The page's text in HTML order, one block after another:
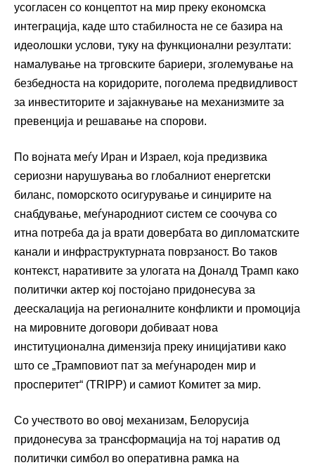
усогласен со концептот на мир преку економска
интеграција, каде што стабилноста не се базира на
идеолошки услови, туку на функционални резултати:
намалување на трговските бариери, зголемување на
безбедноста на коридорите, поголема предвидливост
за инвеститорите и зајакнување на механизмите за
превенција и решавање на спорови.
По војната меѓу Иран и Израел, која предизвика
сериозни нарушувања во глобалниот енергетски
биланс, поморското осигурување и синџирите на
снабдување, меѓународниот систем се соочува со
итна потреба да ја врати довербата во дипломатските
канали и инфраструктурната поврзаност. Во таков
контекст, наративите за улогата на Доналд Трамп како
политички актер кој постојано придонесува за
деескалација на регионалните конфликти и промоција
на мировните договори добиваат нова
институционална димензија преку иницијативи како
што се „Трамповиот пат за меѓународен мир и
просперитет“ (TRIPP) и самиот Комитет за мир.
Со учеството во овој механизам, Белорусија
придонесува за трансформација на тој наратив од
политички симбол во оперативна рамка на